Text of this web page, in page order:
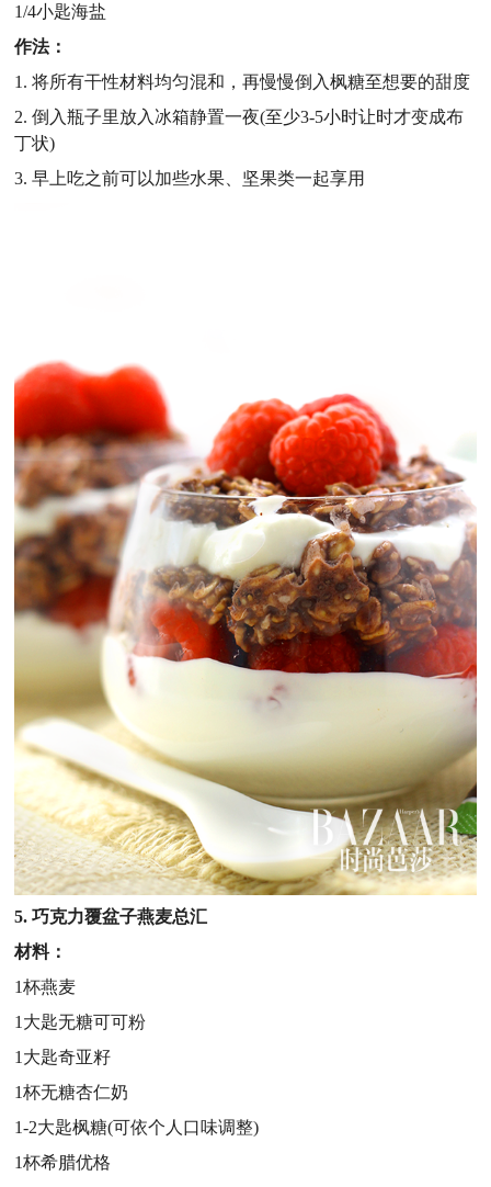
1/4小匙海盐
作法：
1. 将所有干性材料均匀混和，再慢慢倒入枫糖至想要的甜度
2. 倒入瓶子里放入冰箱静置一夜(至少3-5小时让时才变成布
丁状)
3. 早上吃之前可以加些水果、坚果类一起享用
5. 巧克力覆盆子燕麦总汇
材料：
1杯燕麦
1大匙无糖可可粉
1大匙奇亚籽
1杯无糖杏仁奶
1-2大匙枫糖(可依个人口味调整)
1杯希腊优格